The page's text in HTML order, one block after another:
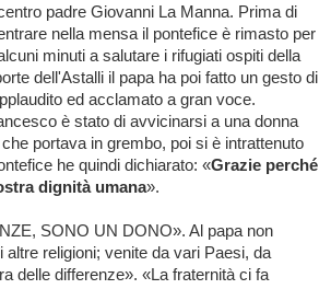
padre Giovanni La Manna. Prima di
nella mensa il pontefice è rimasto per
minuti a salutare i rifugiati ospiti della
dell'Astalli il papa ha poi fatto un gesto di
ed acclamato a gran voce.
è stato di avvicinarsi a una donna
portava in grembo, poi si è intrattenuto
he quindi dichiarato: «Grazie perché
dignità umana».
SONO UN DONO». Al papa non
religioni; venite da vari Paesi, da
delle differenze». «La fraternità ci fa